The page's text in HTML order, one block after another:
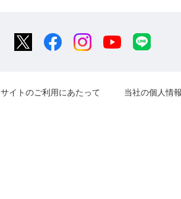
サイトのご利用にあたって 当社の個人情